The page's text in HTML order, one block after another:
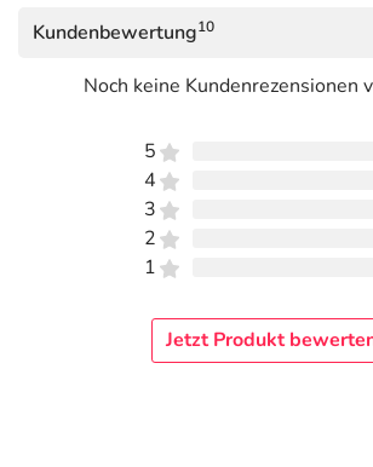
Kundenbewertung10
Noch keine Kundenrezensionen
5
4
3
2
1
Jetzt Produkt